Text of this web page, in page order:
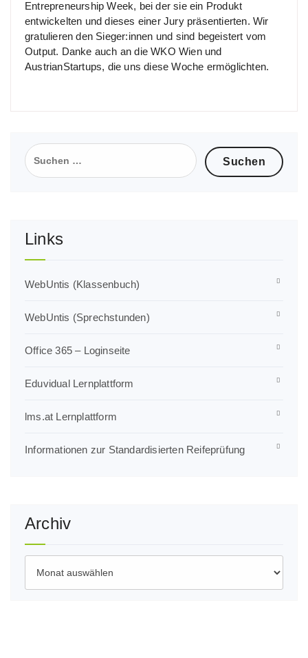
Entrepreneurship Week, bei der sie ein Produkt
entwickelten und dieses einer Jury präsentierten. Wir
gratulieren den Sieger:innen und sind begeistert vom
Output. Danke auch an die WKO Wien und
AustrianStartups, die uns diese Woche ermöglichten.
Suchen
nach:
Links
WebUntis (Klassenbuch)
WebUntis (Sprechstunden)
Office 365 – Loginseite
Eduvidual Lernplattform
lms.at Lernplattform
Informationen zur Standardisierten Reifeprüfung
Archiv